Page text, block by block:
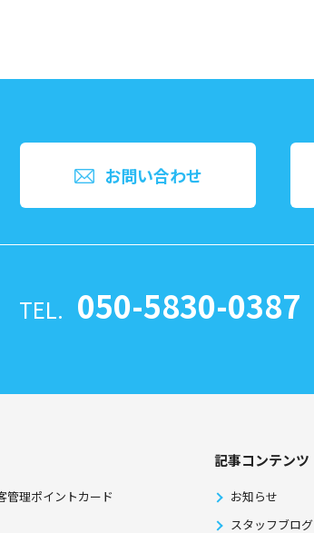
お問い合わせ
TEL. 050-5830-0387
管理ポイントカード
記事コンテンツ
お知らせ
スタッフブログ